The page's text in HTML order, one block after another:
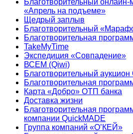
Благотворительный
«Апрель на подъеме»
Щедрый заплыв
Благотворительный
Благотворительная
TakeMyTime
Экспедиция «Совпадение»
ВСЕМ (Qiwi)
Благотворительный
Благотворительная
Карта «Добро» ОТП банка
Доставка жизни
Благотворительная
компании QuickMADE
Группа компаний «О’КЕЙ»